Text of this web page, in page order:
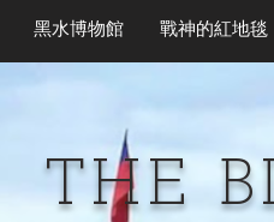
黑水博物館 戰神的紅地毯
THE